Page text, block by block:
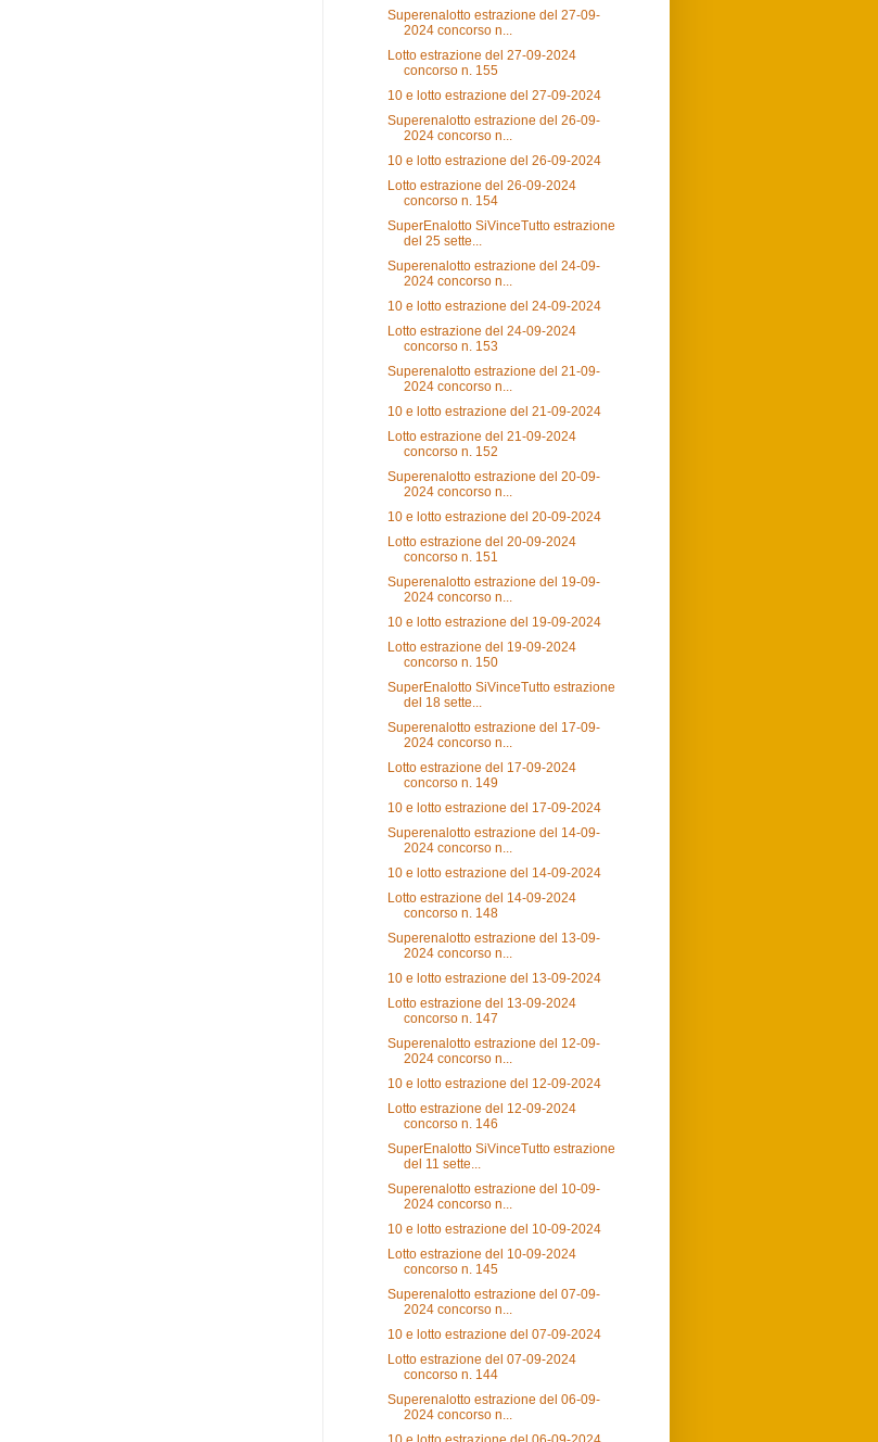
Superenalotto estrazione del 27-09-
2024 concorso n...
Lotto estrazione del 27-09-2024
concorso n. 155
10 e lotto estrazione del 27-09-2024
Superenalotto estrazione del 26-09-
2024 concorso n...
10 e lotto estrazione del 26-09-2024
Lotto estrazione del 26-09-2024
concorso n. 154
SuperEnalotto SiVinceTutto estrazione
del 25 sette...
Superenalotto estrazione del 24-09-
2024 concorso n...
10 e lotto estrazione del 24-09-2024
Lotto estrazione del 24-09-2024
concorso n. 153
Superenalotto estrazione del 21-09-
2024 concorso n...
10 e lotto estrazione del 21-09-2024
Lotto estrazione del 21-09-2024
concorso n. 152
Superenalotto estrazione del 20-09-
2024 concorso n...
10 e lotto estrazione del 20-09-2024
Lotto estrazione del 20-09-2024
concorso n. 151
Superenalotto estrazione del 19-09-
2024 concorso n...
10 e lotto estrazione del 19-09-2024
Lotto estrazione del 19-09-2024
concorso n. 150
SuperEnalotto SiVinceTutto estrazione
del 18 sette...
Superenalotto estrazione del 17-09-
2024 concorso n...
Lotto estrazione del 17-09-2024
concorso n. 149
10 e lotto estrazione del 17-09-2024
Superenalotto estrazione del 14-09-
2024 concorso n...
10 e lotto estrazione del 14-09-2024
Lotto estrazione del 14-09-2024
concorso n. 148
Superenalotto estrazione del 13-09-
2024 concorso n...
10 e lotto estrazione del 13-09-2024
Lotto estrazione del 13-09-2024
concorso n. 147
Superenalotto estrazione del 12-09-
2024 concorso n...
10 e lotto estrazione del 12-09-2024
Lotto estrazione del 12-09-2024
concorso n. 146
SuperEnalotto SiVinceTutto estrazione
del 11 sette...
Superenalotto estrazione del 10-09-
2024 concorso n...
10 e lotto estrazione del 10-09-2024
Lotto estrazione del 10-09-2024
concorso n. 145
Superenalotto estrazione del 07-09-
2024 concorso n...
10 e lotto estrazione del 07-09-2024
Lotto estrazione del 07-09-2024
concorso n. 144
Superenalotto estrazione del 06-09-
2024 concorso n...